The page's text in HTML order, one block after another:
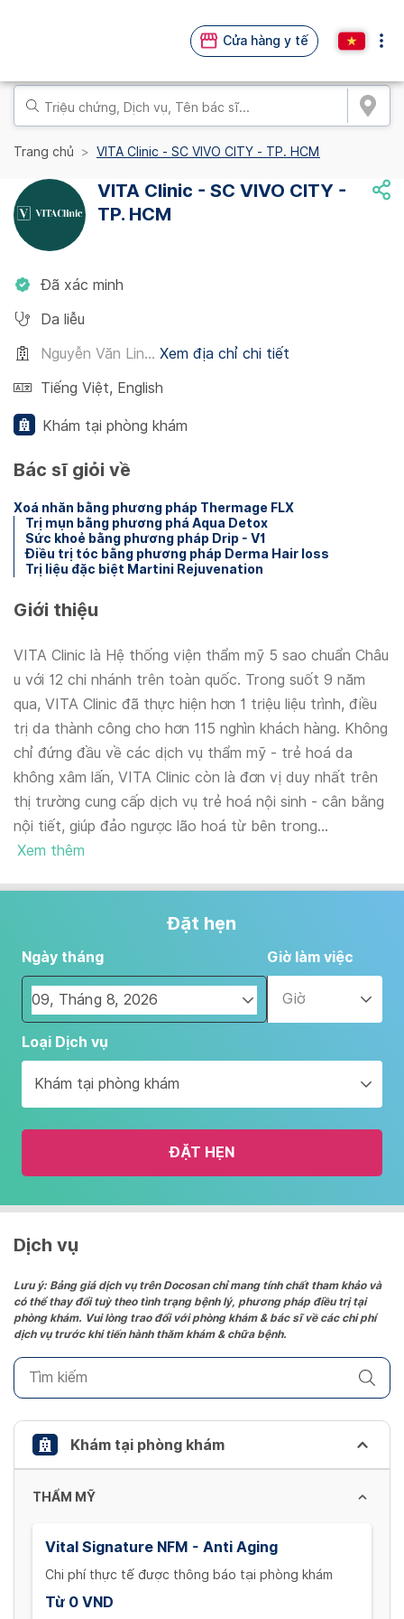
Cửa hàng y tế
Trang chủ VITA Clinic - SC VIVO CITY - TP. HCM
VITA Clinic - SC VIVO CITY -
TP. HCM
Đã xác minh
Da liễu
Nguyễn Văn Lin... Xem địa chỉ chi tiết
Tiếng Việt, English
Khám tại phòng khám
Bác sĩ giỏi về
Xoá nhăn bằng phương pháp Thermage FLX
Trị mụn bằng phương phá Aqua Detox
Sức khoẻ bằng phương pháp Drip - V1
Điều trị tóc bằng phương pháp Derma Hair loss
Trị liệu đặc biệt Martini Rejuvenation
Giới thiệu
VITA Clinic là Hệ thống viện thẩm mỹ 5 sao chuẩn Châu
u với 12 chi nhánh trên toàn quốc. Trong suốt 9 năm
qua, VITA Clinic đã thực hiện hơn 1 triệu liệu trình, điều
trị da thành công cho hơn 115 nghìn khách hàng. Không
chỉ đứng đầu về các dịch vụ thẩm mỹ - trẻ hoá da
không xâm lấn, VITA Clinic còn là đơn vị duy nhất trên
thị trường cung cấp dịch vụ trẻ hoá nội sinh - cân bằng
nội tiết, giúp đảo ngược lão hoá từ bên trong...
Xem thêm
Đặt hẹn
Ngày tháng
Navigate
forward
interact
with
the
and
date.
the
question
mark
to
keyboard
shortcuts
changing
Giờ làm việc
Giờ
Loại Dịch vụ
Khám tại phòng khám
ĐẶT HẸN
Dịch vụ
Lưu ý: Bảng giá dịch vụ trên Docosan chỉ mang tính chất tham khảo và
có thể thay đổi tuỳ theo tình trạng bệnh lý, phương pháp điều trị tại
phòng khám. Vui lòng trao đổi với phòng khám & bác sĩ về các chi phí
dịch vụ trước khi tiến hành thăm khám & chữa bệnh.
Khám tại phòng khám
THẨM MỸ
Vital Signature NFM - Anti Aging
Chi phí thực tế được thông báo tại phòng khám
Từ 0 VND